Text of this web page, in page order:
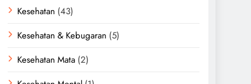
Kesehatan (43)
Kesehatan & Kebugaran (5)
Kesehatan Mata (2)